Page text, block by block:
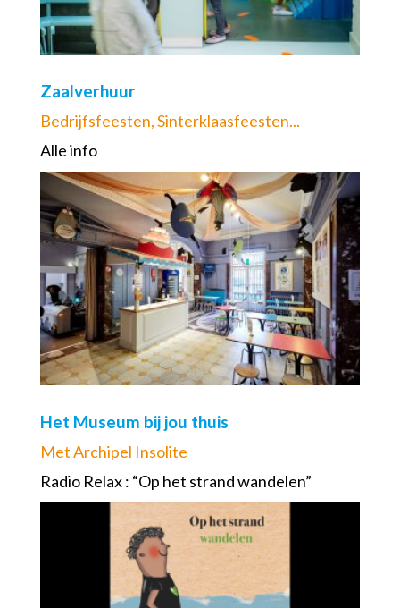
Zaalverhuur
Bedrijfsfeesten, Sinterklaasfeesten...
Alle info
Het Museum bij jou thuis
Met Archipel Insolite
Radio Relax : “Op het strand wandelen”